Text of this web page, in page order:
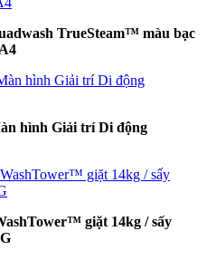
TrueSteam™ màu bạc
hình Giải trí Di động
giặt 14kg / sấy